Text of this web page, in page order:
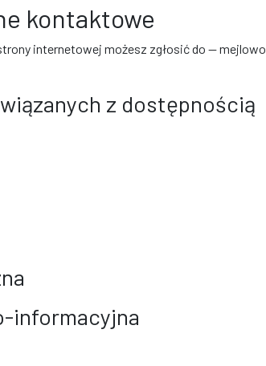
kontaktowe
internetowej możesz zgłosić do — mejlowo
z dostępnością
informacyjna